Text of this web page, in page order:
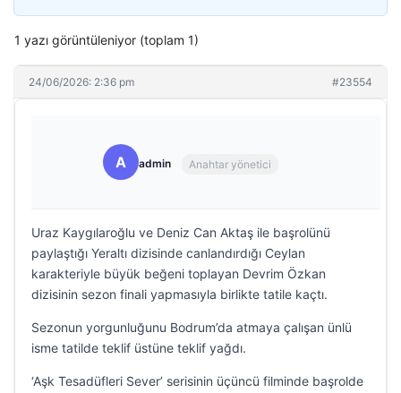
1 yazı görüntüleniyor (toplam 1)
24/06/2026: 2:36 pm #23554
A admin Anahtar yönetici
Uraz Kaygılaroğlu ve Deniz Can Aktaş ile başrolünü
paylaştığı Yeraltı dizisinde canlandırdığı Ceylan
karakteriyle büyük beğeni toplayan Devrim Özkan
dizisinin sezon finali yapmasıyla birlikte tatile kaçtı.
Sezonun yorgunluğunu Bodrum’da atmaya çalışan ünlü
isme tatilde teklif üstüne teklif yağdı.
‘Aşk Tesadüfleri Sever’ serisinin üçüncü filminde başrolde